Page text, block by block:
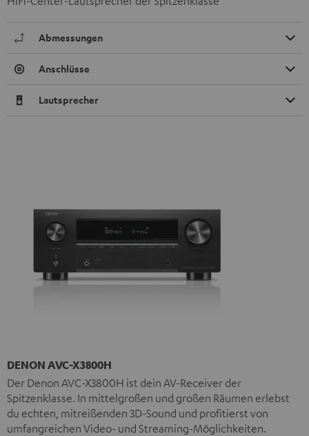
Abmessungen
Anschlüsse
Lautsprecher
DENON AVC-X3800H
Der Denon AVC-X3800H ist dein AV-Receiver der
Spitzenklasse. In mittelgroßen und großen Räumen erlebst
du echten, mitreißenden 3D-Sound und profitierst von
umfangreichen Video- und Streaming-Möglichkeiten.